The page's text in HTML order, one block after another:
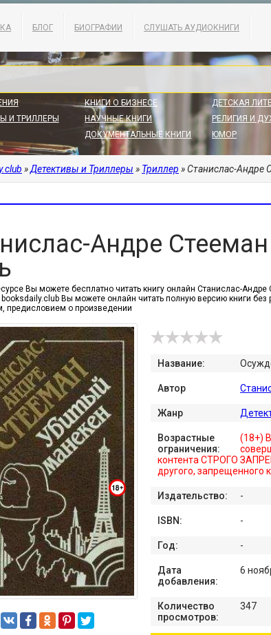
БЛОГ БИОГРАФИИ СЛУШАТЬ АУДИОКНИГИ
И ТРИЛЛЕРЫ
КНИГИ О БИЗНЕСЕ
НАУЧНЫЕ КНИГИ
ДОКУМЕНТАЛЬНЫЕ КНИГИ
ДЕТСКАЯ
РЕЛИГИЯ И
ЮМОР
»Детективы и Триллеры » Триллер » Станислас-Андре
Андре
Вы можете бесплатно читать книгу онлайн Станислас-
booksdaily.club Вы можете онлайн читать полную версию книги
предисловием о произведении
Название:
Автор
Жанр
Возрастные
ограничения:
(18+)
контента СТРОГО
другого, запрещенного
Издательство: -
ISBN: -
Год: -
Дата
добавления:
6
Количество
просмотров:
347